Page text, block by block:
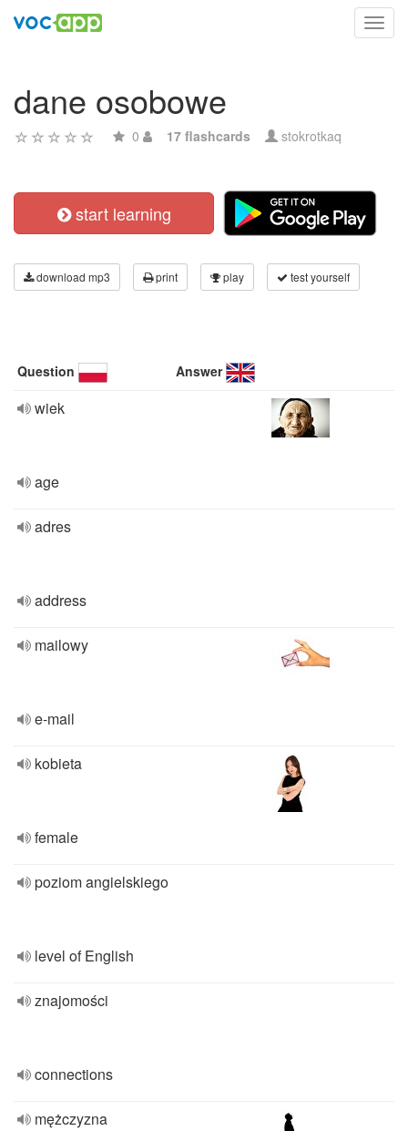
dane osobowe
0 17 flashcards stokrotkaq
start learning
download mp3 print play test yourself
Question Answer
wiek
age
adres
address
mailowy
e-mail
kobieta
female
poziom angielskiego
level of English
znajomości
connections
mężczyzna